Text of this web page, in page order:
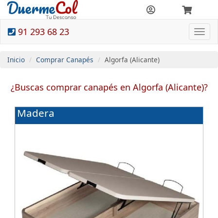
91 293 68 23
Inicio Comprar Canapés Algorfa (Alicante)
¿Buscas comprar canapés en Algorfa (Alicante)?
Madera